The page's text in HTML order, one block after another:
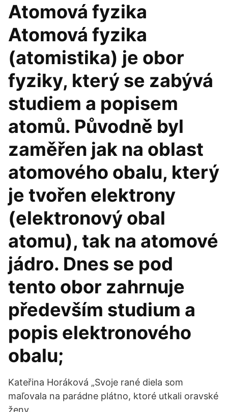
Atomová fyzika
Atomová fyzika
(atomistika) je obor
fyziky, který se zabývá
studiem a popisem
atomů. Původně byl
zaměřen jak na oblast
atomového obalu, který
je tvořen elektrony
(elektronový obal
atomu), tak na atomové
jádro. Dnes se pod
tento obor zahrnuje
především studium a
popis elektronového
obalu;
Kateřina Horáková „Svoje rané diela som
maľovala na parádne plátno, ktoré utkali oravské
ženy.